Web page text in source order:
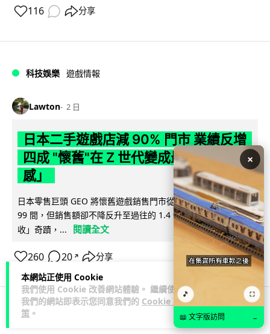
本網站正使用 Cookie
我們使用 Cookie 改善網站體驗。 繼續使用
我們的網站即表示您同意我們的 Cookie 政
策 。
116 分享
科技娛樂 遊戲情報
Lawton 2 日
日本二手遊戲店減 90% 門市 業績反增
四成 "懷舊"在 Z 世代變成最潮「新鮮
感」
日本零售巨頭 GEO 將懷舊遊戲銷售門市從 1,000 間大幅減至
99 間，但銷售額卻不降反升至過往的 1.4 倍。做到「減店增
收」奇蹟，...
閱讀全文
260 20 ↗ 分享
人工智能
×
🎵 ⛶
📖 文字版訪問 →